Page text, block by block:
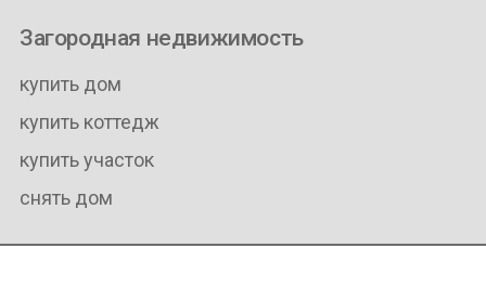
Загородная недвижимость
купить дом
купить коттедж
купить участок
снять дом